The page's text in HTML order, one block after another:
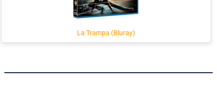
La Trampa (Bluray)